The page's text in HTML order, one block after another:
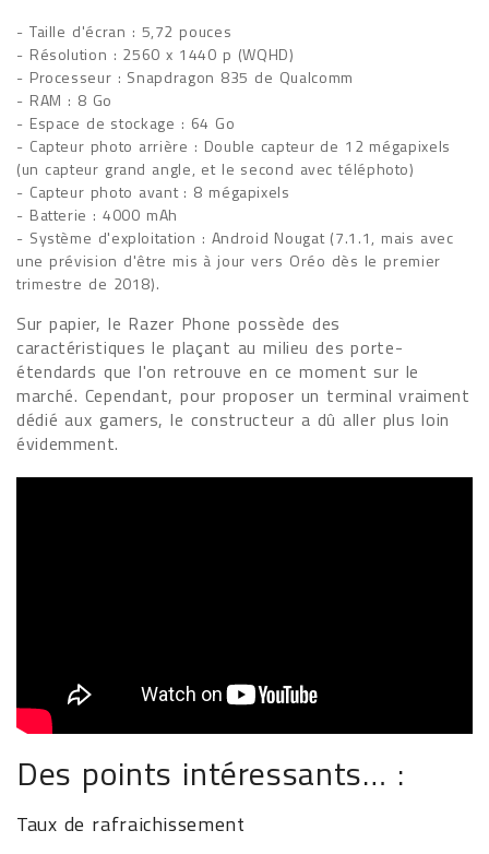
- Taille d'écran : 5,72 pouces
- Résolution : 2560 x 1440 p (WQHD)
- Processeur : Snapdragon 835 de Qualcomm
- RAM : 8 Go
- Espace de stockage : 64 Go
- Capteur photo arrière : Double capteur de 12 mégapixels
(un capteur grand angle, et le second avec téléphoto)
- Capteur photo avant : 8 mégapixels
- Batterie : 4000 mAh
- Système d'exploitation : Android Nougat (7.1.1, mais avec
une prévision d'être mis à jour vers Oréo dès le premier
trimestre de 2018).
Sur papier, le Razer Phone possède des
caractéristiques le plaçant au milieu des porte-
étendards que l'on retrouve en ce moment sur le
marché. Cependant, pour proposer un terminal vraiment
dédié aux gamers, le constructeur a dû aller plus loin
évidemment.
Des points intéressants… :
Taux de rafraichissement